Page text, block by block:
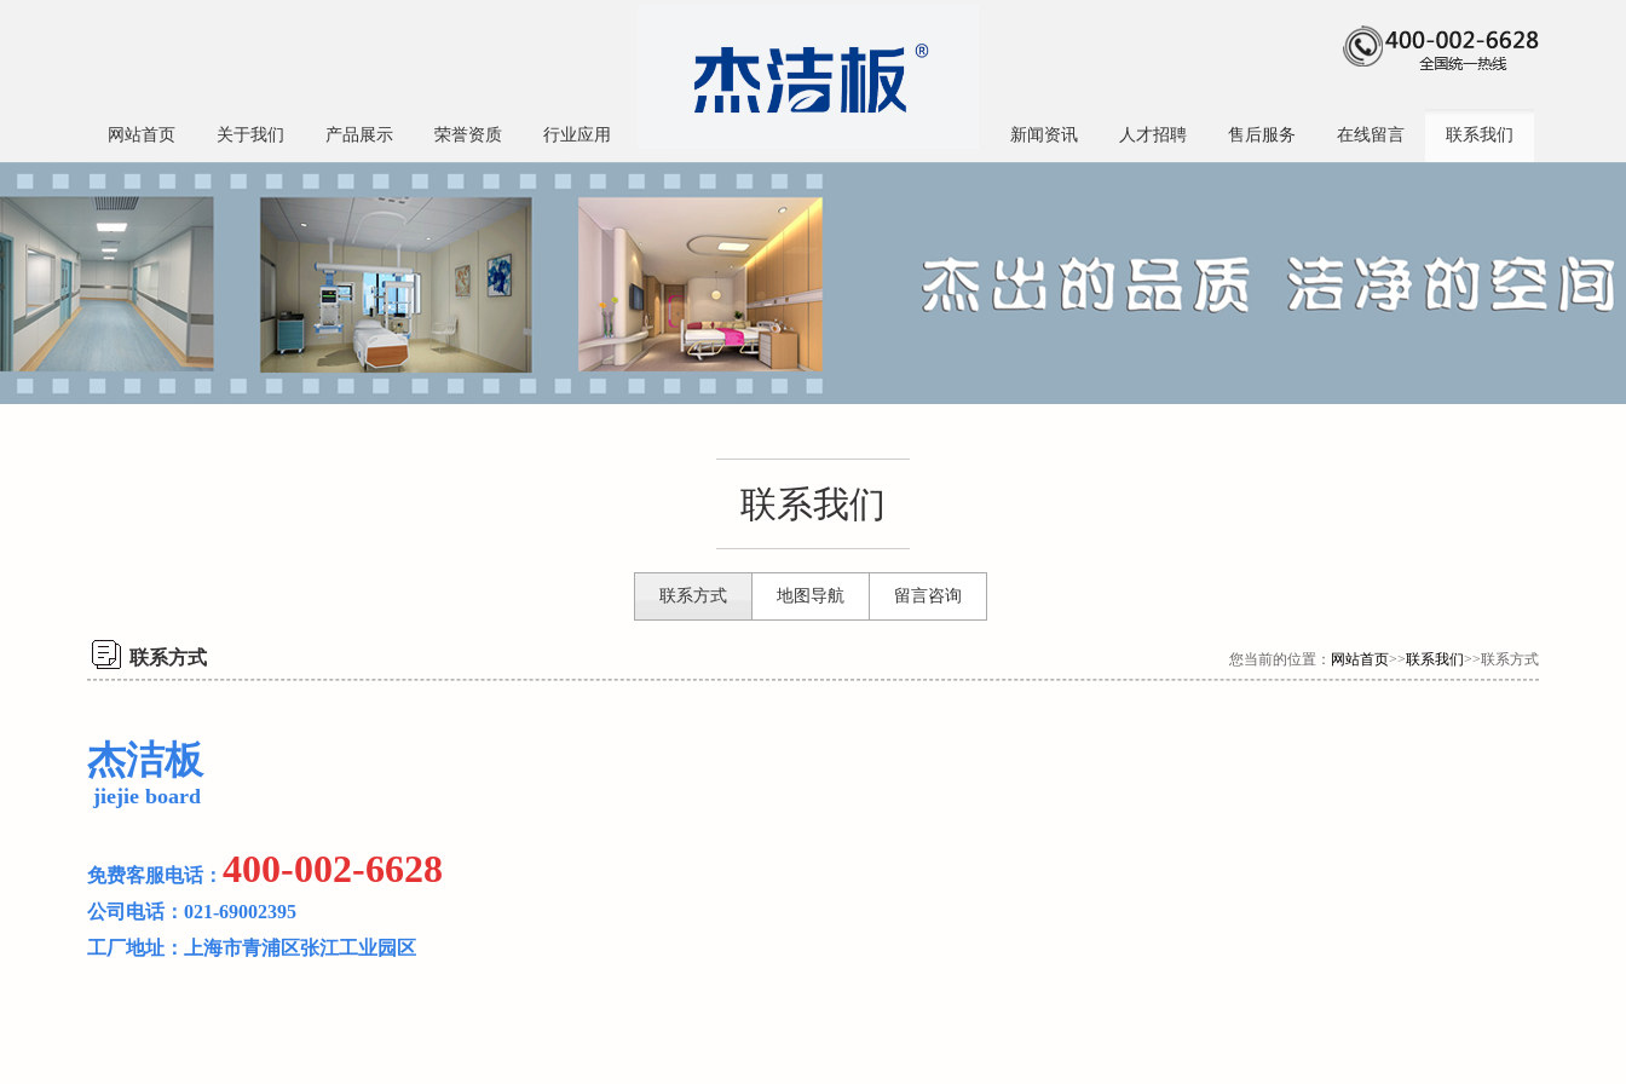
网站首页 关于我们 产品展示 荣誉资质 行业应用 新闻资讯 人才招聘 售后服务 在线留言 联系我们
联系我们
联系方式 地图导航 留言咨询
联系方式 您当前的位置： 网站首页>>联系我们>>联系方式
杰洁板
jiejie board
免费客服电话： 400-002-6628
公司电话：021-69002395
工厂地址：上海市青浦区张江工业园区